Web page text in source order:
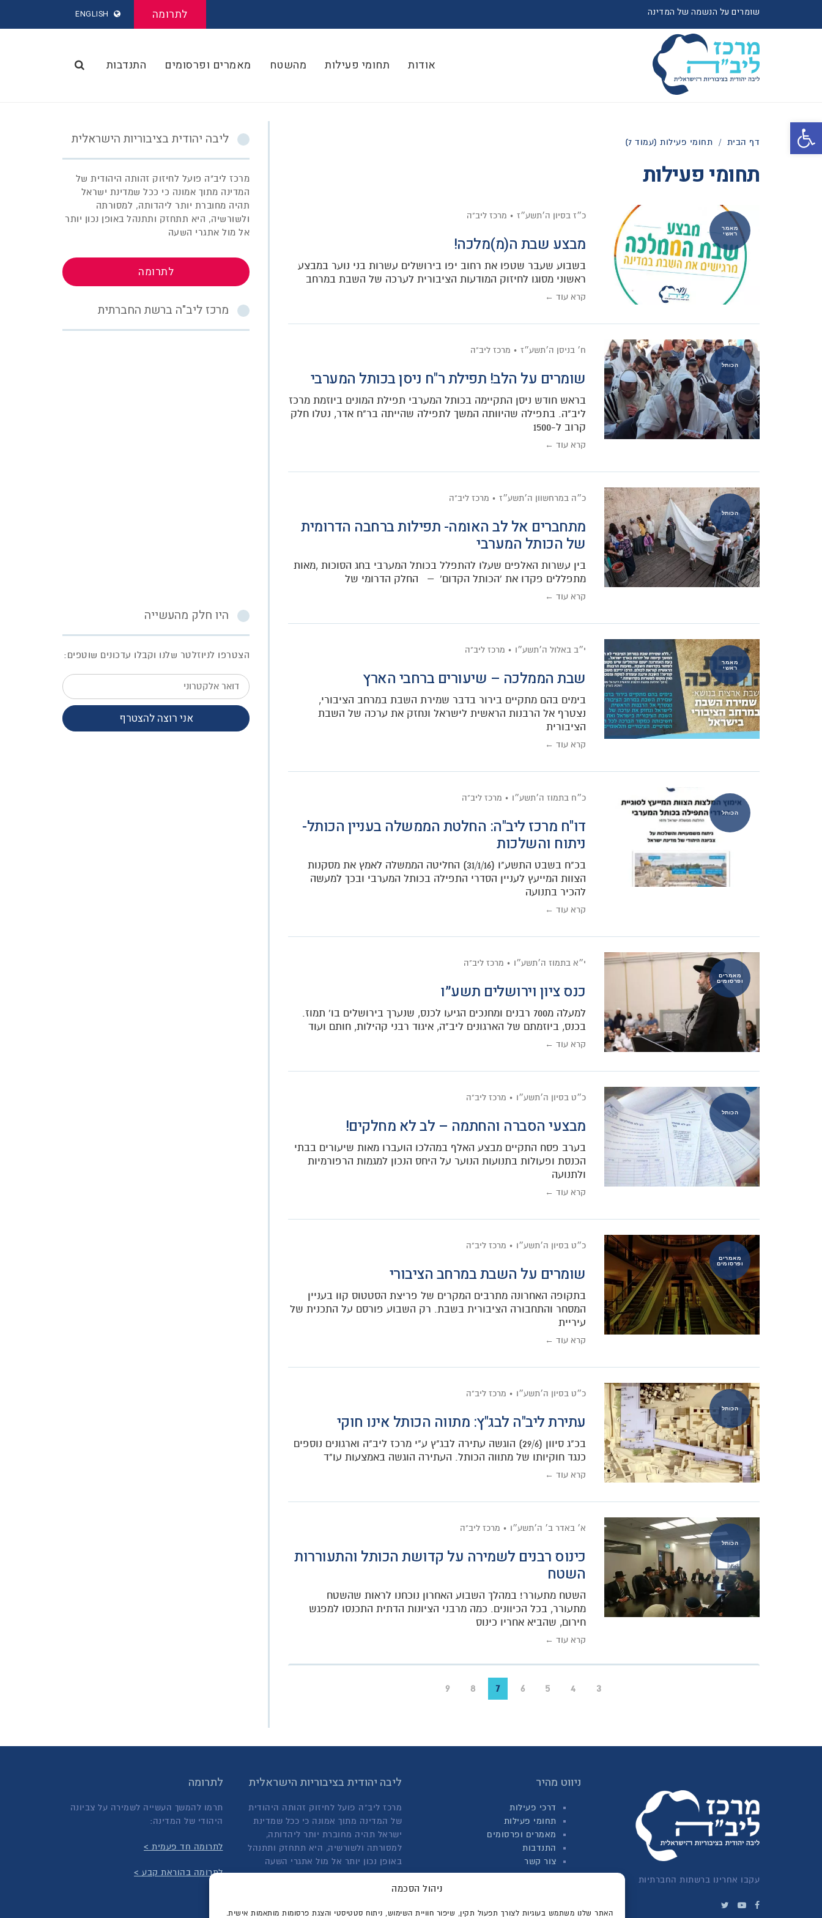
פתח סרגל נגישות
ניהול הסכמה
האתר שלנו משתמש בעוגיות לצורך תפעול תקין, שיפור חוויית השימוש, ניתוח סטטיסטי והצגת פרסומות מותאמות אישית.
שומרים על הנשמה של המדינה לתרומה ENGLISH
אודות תחומי פעילות מהשטח מאמרים ופרסומים התנדבות
דף הבית / תחומי פעילות (עמוד 7)
תחומי פעילות
מאמר
ראשי
כ״ז בסיון ה׳תשע״ז מרכז ליב"ה
מבצע שבת ה(מ)מלכה!
בשבוע שעבר שטפו את רחוב יפו בירושלים עשרות בני נוער במבצע
ראשוני מסוגו לחיזוק המודעות הציבורית לערכה של השבת במרחב
קרא עוד ←
הכותל
ח׳ בניסן ה׳תשע״ז מרכז ליב"ה
שומרים על הלב! תפילת ר"ח ניסן בכותל המערבי
בראש חודש ניסן התקיימה בכותל המערבי תפילת המונים ביוזמת מרכז
ליב"ה. בתפילה שהיוותה המשך לתפילה שהייתה בר"ח אדר, נטלו חלק
קרוב ל-1500
קרא עוד ←
הכותל
כ״ה במרחשוון ה׳תשע״ז מרכז ליב"ה
מתחברים אל לב האומה- תפילות ברחבה הדרומית
של הכותל המערבי
בין עשרות האלפים שעלו להתפלל בכותל המערבי בחג הסוכות ,מאות
מתפללים פקדו את 'הכותל הקדום' – החלק הדרומי של
קרא עוד ←
מאמר
ראשי
י״ב באלול ה׳תשע״ו מרכז ליב"ה
שבת הממלכה – שיעורים ברחבי הארץ
בימים בהם מתקיים בירור בדבר שמירת השבת במרחב הציבורי,
נצטרף אל הרבנות הראשית לישראל ונחזק את ערכה של השבת
הציבורית
קרא עוד ←
הכותל
כ״ח בתמוז ה׳תשע״ו מרכז ליב"ה
דו"ח מרכז ליב"ה: החלטת הממשלה בעניין הכותל-
ניתוח והשלכות
בכ"ח בשבט התשע"ו (31/1/16) החליטה הממשלה לאמץ את מסקנות
הצוות המייעץ לעניין הסדרי התפילה בכותל המערבי ובכך למעשה
להכיר בתנועה
קרא עוד ←
מאמרים
ופרסומים
י״א בתמוז ה׳תשע״ו מרכז ליב"ה
כנס ציון וירושלים תשע״ו
למעלה מ700 רבנים ומחנכים הגיעו לכנס, שנערך בירושלים בו' תמוז.
בכנס, ביוזמתם של הארגונים ליב"ה, איגוד רבני קהילות, חותם ועוד
קרא עוד ←
הכותל
כ״ט בסיון ה׳תשע״ו מרכז ליב"ה
מבצעי הסברה והחתמה – לב לא מחלקים!
בערב פסח התקיים מבצע האלף במהלכו הועברו מאות שיעורים בבתי
הכנסת ופעולות בתנועות הנוער על היחס הנכון למגמות הרפורמיות
ולתנועה
קרא עוד ←
מאמרים
ופרסומים
כ״ט בסיון ה׳תשע״ו מרכז ליב"ה
שומרים על השבת במרחב הציבורי
בתקופה האחרונה מתרבים המקרים של פריצת הסטטוס קוו בעניין
המסחר והתחבורה הציבורית בשבת. רק השבוע פורסם על התכנית של
עיריית
קרא עוד ←
הכותל
כ״ט בסיון ה׳תשע״ו מרכז ליב"ה
עתירת ליב"ה לבג"ץ: מתווה הכותל אינו חוקי
בכ"ג סיוון (29/6) הוגשה עתירה לבג"ץ ע"י מרכז ליב"ה וארגונים נוספים
כנגד חוקיותו של מתווה הכותל. העתירה הוגשה באמצעות עו"ד
קרא עוד ←
הכותל
א׳ באדר ב׳ ה׳תשע״ו מרכז ליב"ה
כינוס רבנים לשמירה על קדושת הכותל והתעוררות
השטח
השטח מתעורר! במהלך השבוע האחרון נוכחנו לראות שהשטח
מתעורר, בכל הכיוונים. כמה מרבני הציונות הדתית התכנסו למפגש
חירום, שהביא אחריו כינוס
קרא עוד ←
3
4
5
6
7
8
9
ליבה יהודית בציבוריות הישראלית
מרכז ליב"ה פועל לחיזוק זהותה היהודית של
המדינה מתוך אמונה כי ככל שמדינת ישראל
תהיה מחוברת יותר ליהדותה, למסורתה
ולשורשיה, היא תתחזק ותתנהל באופן נכון יותר
אל מול אתגרי השעה
לתרומה
מרכז ליב"ה ברשת החברתית
היו חלק מהעשייה
הצטרפו לניוזלטר שלנו וקבלו עדכונים שוטפים:
דואר
אלקטרוני
אני רוצה להצטרף
עקבו אחרינו ברשתות החברתיות
ניווט מהיר
דרכי פעילות
תחומי פעילות
מאמרים ופרסומים
התנדבות
צור קשר
ליבה יהודית בציבוריות הישראלית
מרכז ליב"ה פועל לחיזוק זהותה היהודית
של המדינה מתוך אמונה כי ככל שמדינת
ישראל תהיה מחוברת יותר ליהדותה,
למסורתה ולשורשיה, היא תתחזק ותתנהל
באופן נכון יותר אל מול אתגרי השעה
קרא עוד אודותינו >
לתרומה
תרמו להמשך העשייה לשמירה על צביונה
היהודי של המדינה:
לתרומה חד פעמית >
לתרומה בהוראת קבע >